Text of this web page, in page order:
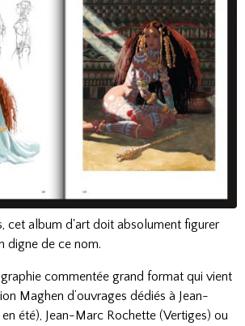
cet album d'art doit absolument figurer
digne de ce nom.
commentée grand format qui vient
Maghen d’ouvrages dédiés à Jean-
en été), Jean-Marc Rochette (Vertiges) ou